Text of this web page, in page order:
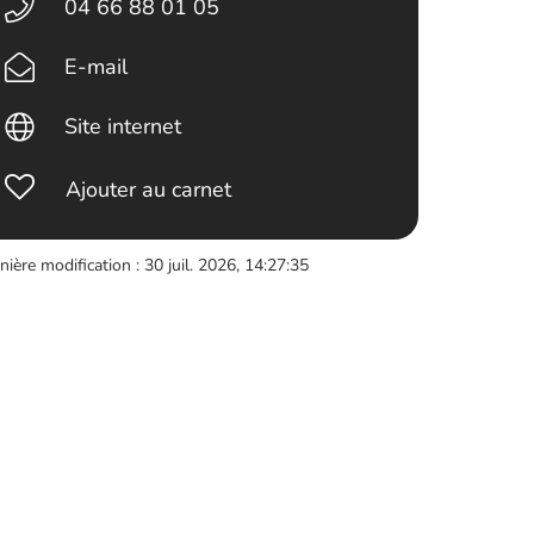
04 66 88 01 05
E-mail
Site internet
Ajouter au carnet
modification : 30 juil. 2026, 14:27:35